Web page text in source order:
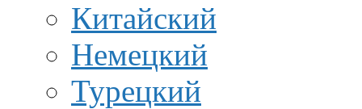
Китайский
Немецкий
Турецкий